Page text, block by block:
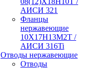
АИСИ 321
Фланцы
нержавеющие
10Х17Н13М2Т /
АИСИ 316Ti
Отводы нержавеющие
Отводы